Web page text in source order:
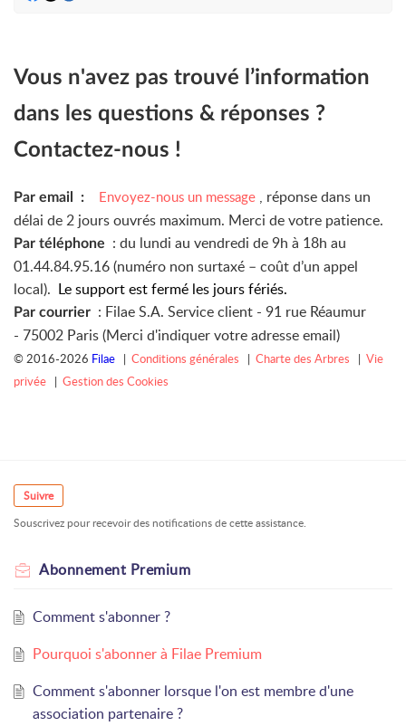
Vous n'avez pas trouvé l’information
dans les questions & réponses ?
Contactez-nous !
Par email : Envoyez-nous un message , réponse dans un
délai de 2 jours ouvrés maximum. Merci de votre patience.
Par téléphone : du lundi au vendredi de 9h à 18h au
01.44.84.95.16 (numéro non surtaxé – coût d’un appel
local). Le support est fermé les jours fériés.
Par courrier : Filae S.A. Service client - 91 rue Réaumur
- 75002 Paris (Merci d'indiquer votre adresse email)
© 2016-2026 Filae | Conditions générales | Charte des Arbres | Vie
privée | Gestion des Cookies
Suivre
Souscrivez pour recevoir des notifications de cette assistance.
Abonnement Premium
Comment s'abonner ?
Pourquoi s'abonner à Filae Premium
Comment s'abonner lorsque l'on est membre d'une
association partenaire ?